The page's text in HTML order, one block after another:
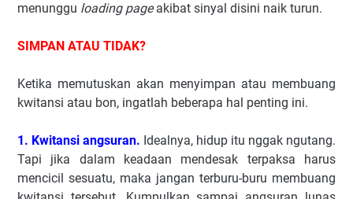
menunggu loading pageakibat sinyal disini naik turun.
SIMPAN ATAU TIDAK?
Ketika memutuskan akan menyimpan atau membuang
kwitansi atau bon, ingatlah beberapa hal penting ini.
1. Kwitansi angsuran. Idealnya, hidup itu nggak ngutang.
Tapi jika dalam keadaan mendesak terpaksa harus
mencicil sesuatu, maka jangan terburu-buru membuang